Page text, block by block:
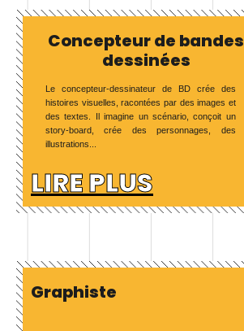
Concepteur de bandes
dessinées
Le concepteur-dessinateur de BD crée des
histoires visuelles, racontées par des images et
des textes. Il imagine un scénario, conçoit un
story-board, crée des personnages, des
illustrations...
LIRE PLUS
Graphiste